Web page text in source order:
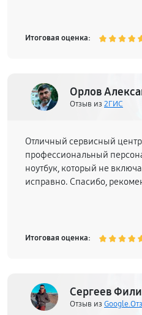
Итоговая оценка:
Орлов
Отзыв из 2ГИС
Отличный сервисный
профессиональный
ноутбук, который не
исправно. Спасибо,
Итоговая оценка:
Сергеев
Отзыв из